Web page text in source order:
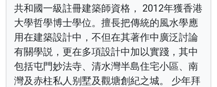
共和國一級註冊建築師資格， 2012年獲香港
大學哲學博士學位。擅長把傳統的風水學應
用在建築設計中，不但在其著作中廣泛討論
有關學説，更在多項設計中加以實踐，其中
包括屯門妙法寺、清水灣半島住宅小區、南
灣及赤柱私人别墅及觀塘創紀之城。 少年拜